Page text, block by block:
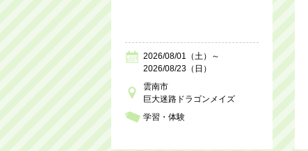
2026/08/01（土）～
2026/08/23（日）
雲南市
巨大迷路ドラゴンメイズ
学習・体験